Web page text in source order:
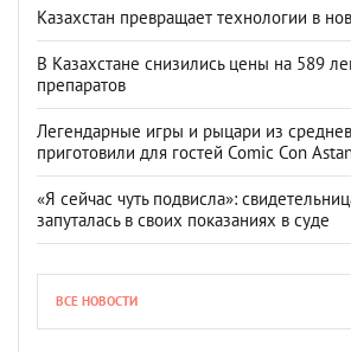
Казахстан превращает технологии в
В Казахстане снизились цены на 589
препаратов
Легендарные игры и рыцари из
приготовили для гостей Comic Con
«Я сейчас чуть подвисла»:
запуталась в своих показаниях в суде
ВСЕ НОВОСТИ